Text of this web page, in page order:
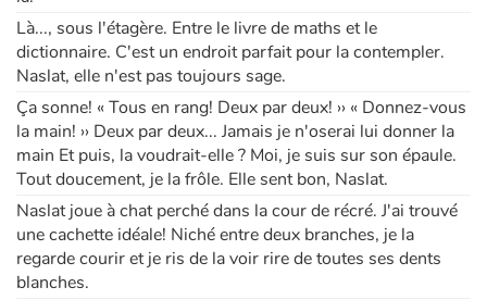
Apprendre les langues
Dyslexie, troubles de la lecture
Nos listes de lecture
Les plus lus
Coups de coeur
Là..., sous l'étagère. Entre le livre de maths et le
dictionnaire. C'est un endroit parfait pour la contempler.
Naslat, elle n'est pas toujours sage.
Ça sonne! « Tous en rang! Deux par deux! ›› « Donnez-vous
la main! ›› Deux par deux... Jamais je n'oserai lui donner la
main Et puis, la voudrait-elle ? Moi, je suis sur son épaule.
Tout doucement, je la frôle. Elle sent bon, Naslat.
Naslat joue à chat perché dans la cour de récré. J'ai trouvé
une cachette idéale! Niché entre deux branches, je la
regarde courir et je ris de la voir rire de toutes ses dents
blanches.